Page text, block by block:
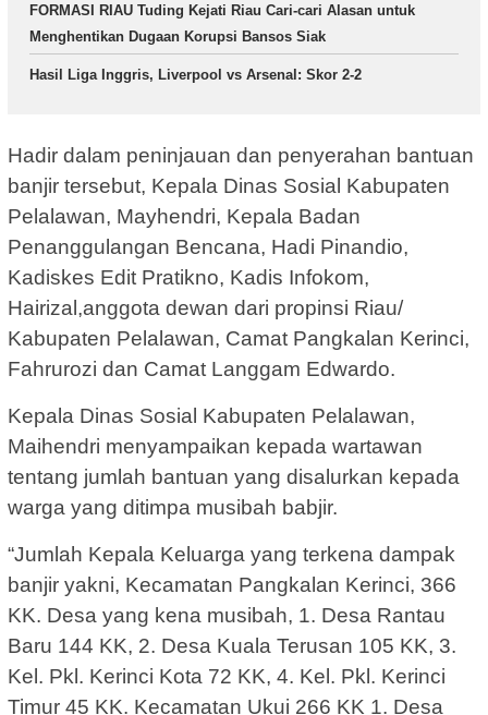
FORMASI RIAU Tuding Kejati Riau Cari-cari Alasan untuk
Menghentikan Dugaan Korupsi Bansos Siak
Hasil Liga Inggris, Liverpool vs Arsenal: Skor 2-2
Hadir dalam peninjauan dan penyerahan bantuan
banjir tersebut, Kepala Dinas Sosial Kabupaten
Pelalawan, Mayhendri, Kepala Badan
Penanggulangan Bencana, Hadi Pinandio,
Kadiskes Edit Pratikno, Kadis Infokom,
Hairizal,anggota dewan dari propinsi Riau/
Kabupaten Pelalawan, Camat Pangkalan Kerinci,
Fahrurozi dan Camat Langgam Edwardo.
Kepala Dinas Sosial Kabupaten Pelalawan,
Maihendri menyampaikan kepada wartawan
tentang jumlah bantuan yang disalurkan kepada
warga yang ditimpa musibah babjir.
“Jumlah Kepala Keluarga yang terkena dampak
banjir yakni, Kecamatan Pangkalan Kerinci, 366
KK. Desa yang kena musibah, 1. Desa Rantau
Baru 144 KK, 2. Desa Kuala Terusan 105 KK, 3.
Kel. Pkl. Kerinci Kota 72 KK, 4. Kel. Pkl. Kerinci
Timur 45 KK. Kecamatan Ukui 266 KK 1. Desa